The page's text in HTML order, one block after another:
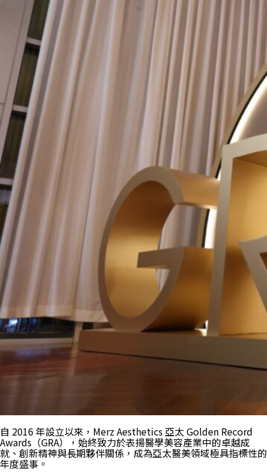
自 2016 年設立以來，Merz Aesthetics 亞太 Golden Record
Awards（GRA），始終致力於表揚醫學美容產業中的卓越成
就、創新精神與長期夥伴關係，成為亞太醫美領域極具指標性的
年度盛事。